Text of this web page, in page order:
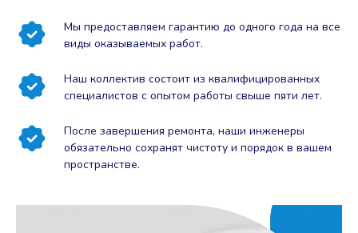
Мы предоставляем гарантию до одного года на все
виды оказываемых работ.
Наш коллектив состоит из квалифицированных
специалистов с опытом работы свыше пяти лет.
После завершения ремонта, наши инженеры
обязательно сохранят чистоту и порядок в вашем
пространстве.